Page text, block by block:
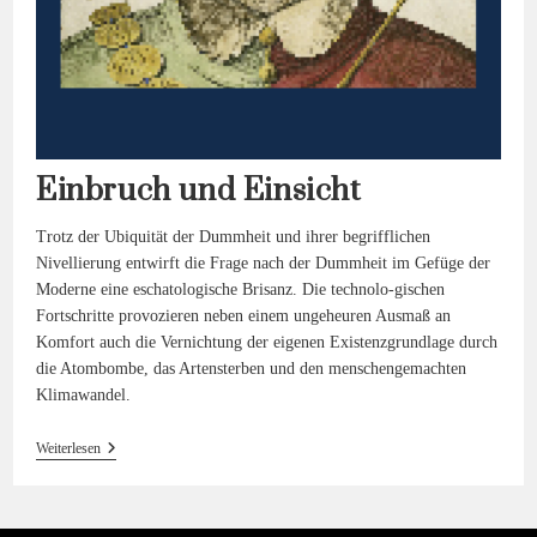
Einbruch und Einsicht
Trotz der Ubiquität der Dummheit und ihrer begrifflichen
Nivellierung entwirft die Frage nach der Dummheit im Gefüge der
Moderne eine eschatologische Brisanz. Die technolo-gischen
Fortschritte provozieren neben einem ungeheuren Ausmaß an
Komfort auch die Vernichtung der eigenen Existenzgrundlage durch
die Atombombe, das Artensterben und den menschengemachten
Klimawandel.
WeiterlesenEinbruch